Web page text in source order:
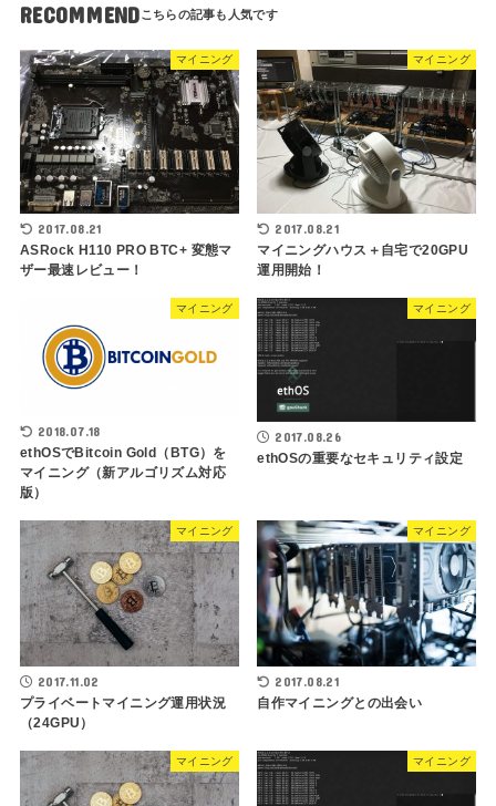
RECOMMEND
マイニング
2017.08.21
ASRock H110 PRO BTC+ 変態マ
ザー最速レビュー！
マイニング
2017.08.21
マイニングハウス＋自宅で20GPU
運用開始！
マイニング
2018.07.18
ethOSでBitcoin Gold（BTG）を
マイニング（新アルゴリズム対応
版）
マイニング
2017.08.26
ethOSの重要なセキュリティ設定
マイニング
2017.11.02
プライベートマイニング運用状況
（24GPU）
マイニング
2017.08.21
自作マイニングとの出会い
マイニング マイニング